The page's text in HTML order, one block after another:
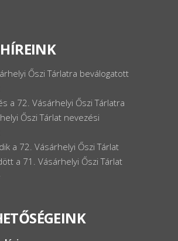
Őszi Tárlatra beválogatott
a 72. Vásárhelyi Őszi Tárlatra
Őszi Tárlat nevezési
a 72. Vásárhelyi Őszi Tárlat
a 71. Vásárhelyi Őszi Tárlat